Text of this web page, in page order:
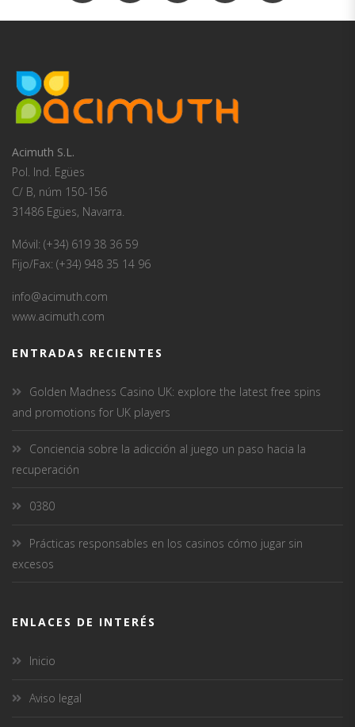
Acimuth S.L.
Pol. Ind. Egües
C/ B, núm 150-156
31486 Egües, Navarra.
Móvil: (+34) 619 38 36 59
Fijo/Fax: (+34) 948 35 14 96
info@acimuth.com
www.acimuth.com
ENTRADAS RECIENTES
Golden Madness Casino UK: explore the latest free spins
and promotions for UK players
Conciencia sobre la adicción al juego un paso hacia la
recuperación
0380
Prácticas responsables en los casinos cómo jugar sin
excesos
ENLACES DE INTERÉS
Inicio
Aviso legal